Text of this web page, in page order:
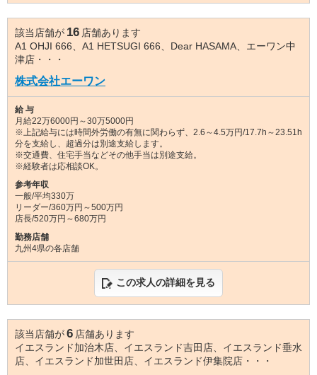
該当店舗が 16 店舗あります
A1 OHJI 666、A1 HETSUGI 666、Dear HASAMA、エーワン中
津店・・・
株式会社エーワン
給 与
月給22万6000円～30万5000円
※上記給与には時間外労働の有無に関わらず、2.6～4.5万円/17.7h～23.51h
分を支給し、超過分は別途支給します。
※交通費、住宅手当などその他手当は別途支給。
※経験者は応相談OK。
参考年収
一般/平均330万
リーダー/360万円～500万円
店長/520万円～680万円
勤務店舗
九州4県の各店舗
この求人の詳細を見る
該当店舗が6 店舗あります
イエスランド加治木店、イエスランド吉田店、イエスランド垂水
店、イエスランド加世田店、イエスランド伊集院店・・・